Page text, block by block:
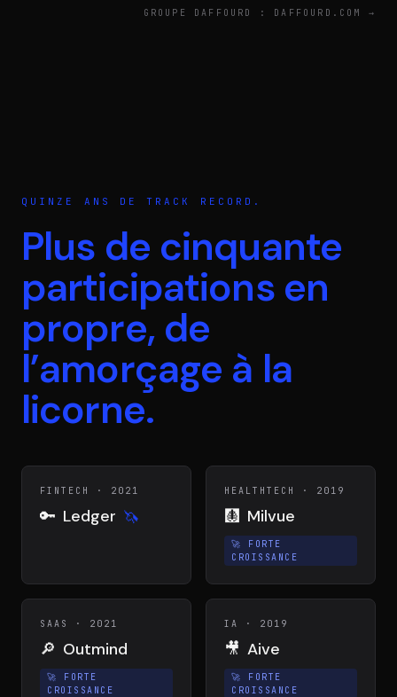
GROUPE DAFFOURD : DAFFOURD.COM →
QUINZE ANS DE TRACK RECORD.
Plus de cinquante
participations en
propre, de
l’amorçage à la
licorne.
FINTECH · 2021
🔑 Ledger 🦄
HEALTHTECH · 2019
🩻 Milvue
🚀
FORTE
CROISSANCE
SAAS · 2021
🔎 Outmind
🚀
FORTE
CROISSANCE
IA · 2019
🎥 Aive
🚀
FORTE
CROISSANCE